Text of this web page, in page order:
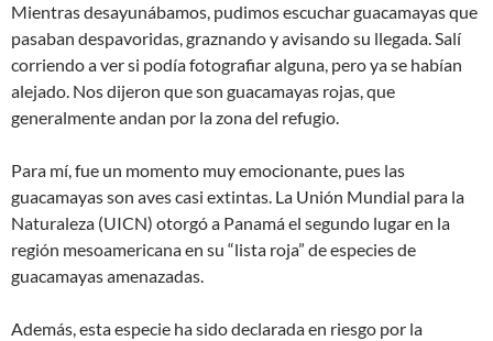
Mientras desayunábamos, pudimos escuchar guacamayas que
pasaban despavoridas, graznando y avisando su llegada. Salí
corriendo a ver si podía fotografiar alguna, pero ya se habían
alejado. Nos dijeron que son guacamayas rojas, que
generalmente andan por la zona del refugio.
Para mí, fue un momento muy emocionante, pues las
guacamayas son aves casi extintas. La Unión Mundial para la
Naturaleza (UICN) otorgó a Panamá el segundo lugar en la
región mesoamericana en su “lista roja” de especies de
guacamayas amenazadas.
Además, esta especie ha sido declarada en riesgo por la